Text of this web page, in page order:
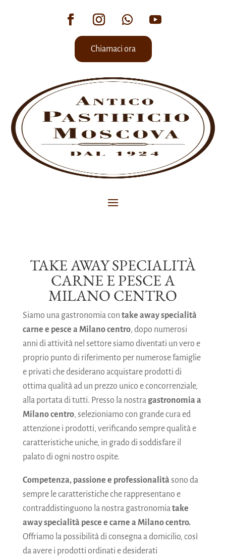
Chiamaci ora
TAKE AWAY SPECIALITÀ
CARNE E PESCE A
MILANO CENTRO
Siamo una gastronomia con take away specialità
carne e pesce a Milano centro, dopo numerosi
anni di attività nel settore siamo diventati un vero e
proprio punto di riferimento per numerose famiglie
e privati che desiderano acquistare prodotti di
ottima qualità ad un prezzo unico e concorrenziale,
alla portata di tutti. Presso la nostra gastronomia a
Milano centro, selezioniamo con grande cura ed
attenzione i prodotti, verificando sempre qualità e
caratteristiche uniche, in grado di soddisfare il
palato di ogni nostro ospite.
Competenza, passione e professionalità sono da
sempre le caratteristiche che rappresentano e
contraddistinguono la nostra gastronomiatake
away specialità pesce e carne a Milano centro.
Offriamo la possibilità di consegna a domicilio, così
da avere i prodotti ordinati e desiderati